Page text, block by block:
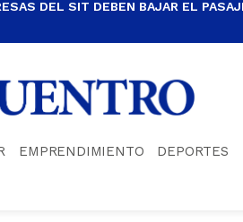
DEL SIT DEBEN BAJAR EL
EMPRENDIMIENTO DEPORTES